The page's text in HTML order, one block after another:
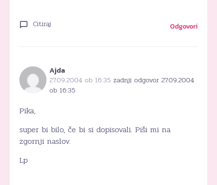
Citiraj Odgovori
Ajda
27.09.2004 ob 16:35 zadnji odgovor 27.09.2004
ob 16:35
Pika,
super bi bilo, če bi si dopisovali. Piši mi na
zgornji naslov.
Lp